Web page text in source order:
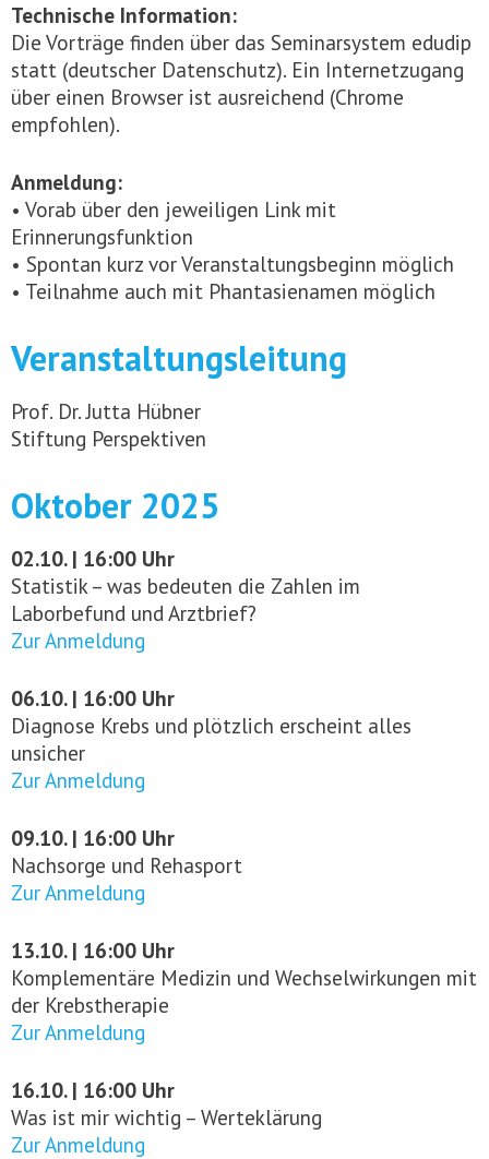
Technische Information:
Die Vorträge finden über das Seminarsystem edudip
statt (deutscher Datenschutz). Ein Internetzugang
über einen Browser ist ausreichend (Chrome
empfohlen).
Anmeldung:
• Vorab über den jeweiligen Link mit
Erinnerungsfunktion
• Spontan kurz vor Veranstaltungsbeginn möglich
• Teilnahme auch mit Phantasienamen möglich
Veranstaltungsleitung
Prof. Dr. Jutta Hübner
Stiftung Perspektiven
Oktober 2025
02.10. | 16:00 Uhr
Statistik – was bedeuten die Zahlen im
Laborbefund und Arztbrief?
Zur Anmeldung
06.10. | 16:00 Uhr
Diagnose Krebs und plötzlich erscheint alles
unsicher
Zur Anmeldung
09.10. | 16:00 Uhr
Nachsorge und Rehasport
Zur Anmeldung
13.10. | 16:00 Uhr
Komplementäre Medizin und Wechselwirkungen mit
der Krebstherapie
Zur Anmeldung
16.10. | 16:00 Uhr
Was ist mir wichtig – Werteklärung
Zur Anmeldung